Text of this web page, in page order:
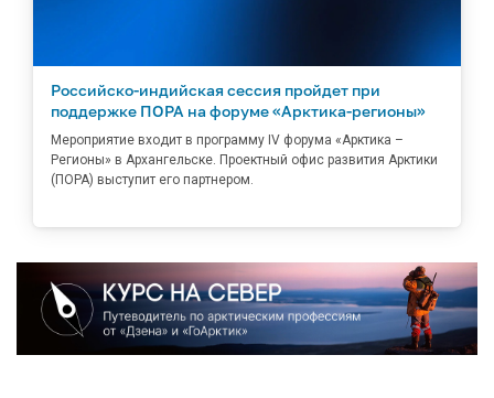
Российско-индийская сессия пройдет при
поддержке ПОРА на форуме «Арктика-регионы»
Мероприятие входит в программу IV форума «Арктика –
Регионы» в Архангельске. Проектный офис развития Арктики
(ПОРА) выступит его партнером.